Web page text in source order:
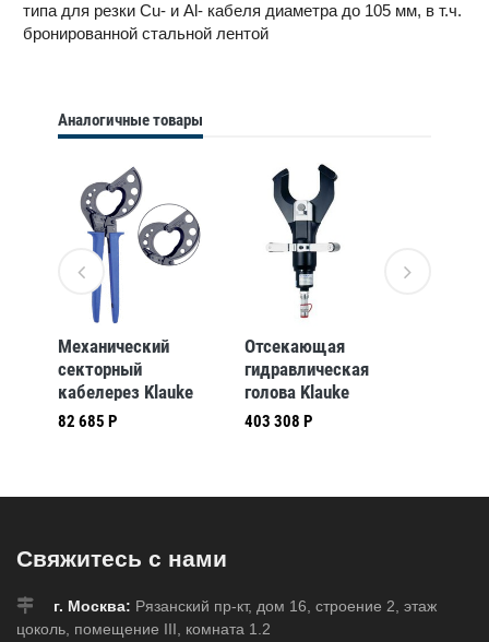
типа для резки Cu- и Al- кабеля диаметра до 105 мм, в т.ч.
бронированной стальной лентой
Аналогичные товары
Механический
секторный
кабелерез Klauke
K1062 для кабеля,
82 685 Р
Отсекающая
гидравлическая
голова Klauke
SDK105 120кН
403 308 Р
Свяжитесь с нами
г. Москва: Рязанский пр-кт, дом 16, строение 2, этаж
цоколь, помещение III, комната 1.2